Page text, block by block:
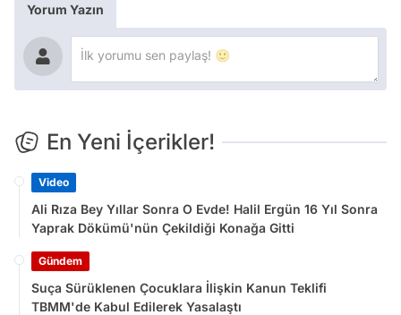
Yorum Yazın
En Yeni İçerikler!
Video
Ali Rıza Bey Yıllar Sonra O Evde! Halil Ergün 16 Yıl Sonra
Yaprak Dökümü'nün Çekildiği Konağa Gitti
Gündem
Suça Sürüklenen Çocuklara İlişkin Kanun Teklifi
TBMM'de Kabul Edilerek Yasalaştı